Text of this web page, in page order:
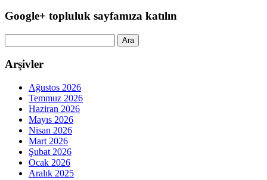
Google+ topluluk sayfamıza katılın
Arşivler
Ağustos 2026
Temmuz 2026
Haziran 2026
Mayıs 2026
Nisan 2026
Mart 2026
Şubat 2026
Ocak 2026
Aralık 2025